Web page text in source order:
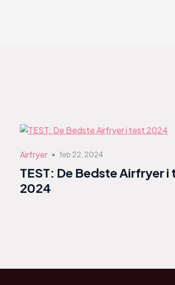
Airfryer ● feb 22, 2024
TEST: De Bedste Airfryer i
2024